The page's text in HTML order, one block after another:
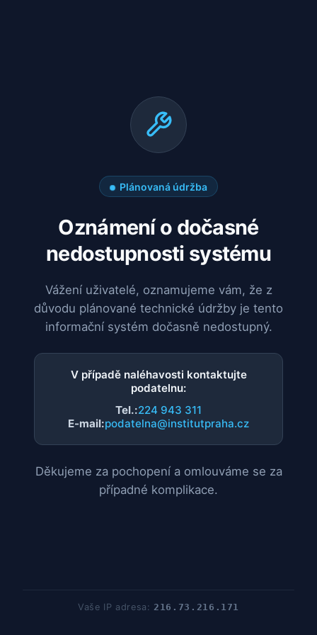
Plánovaná údržba
Oznámení o dočasné
nedostupnosti systému
Vážení uživatelé, oznamujeme vám, že z
důvodu plánované technické údržby je tento
informační systém dočasně nedostupný.
V případě naléhavosti kontaktujte
podatelnu:
Tel.:224 943 311
E-mail:podatelna@institutpraha.cz
Děkujeme za pochopení a omlouváme se za
případné komplikace.
Vaše IP adresa:216.73.216.171